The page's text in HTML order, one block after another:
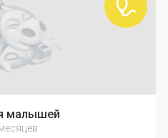
малышей